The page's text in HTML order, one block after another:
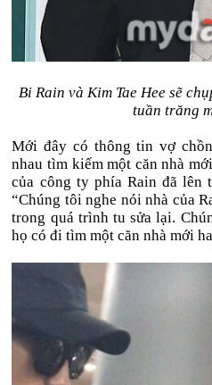
Bi Rain và Kim Tae Hee sẽ
tuần trăng
Mới đây có thông tin vợ
nhau tìm kiếm một căn nhà
của công ty phía Rain đã lên
“Chúng tôi nghe nói nhà của
trong quá trình tu sửa lại.
họ có đi tìm một căn nhà mới